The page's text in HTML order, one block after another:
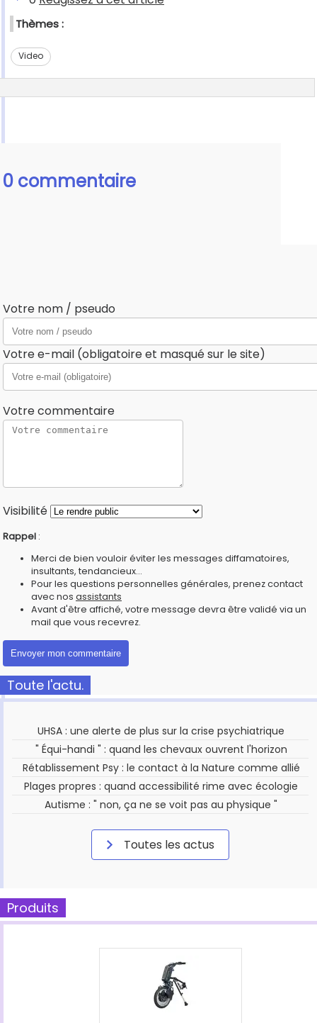
Thèmes :
Video
0 commentaire
Votre nom / pseudo
Votre e-mail (obligatoire et masqué sur le site)
Votre commentaire
Visibilité
Rappel :
Merci de bien vouloir éviter les messages diffamatoires,
insultants, tendancieux...
Pour les questions personnelles générales, prenez contact
avec nos assistants
Avant d'être affiché, votre message devra être validé via un
mail que vous recevrez.
Toute l'actu.
UHSA : une alerte de plus sur la crise psychiatrique
" Équi-handi " : quand les chevaux ouvrent l'horizon
Rétablissement Psy : le contact à la Nature comme allié
Plages propres : quand accessibilité rime avec écologie
Autisme : " non, ça ne se voit pas au physique "
Toutes les actus
Produits